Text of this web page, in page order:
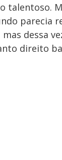
talentoso.
parecia
dessa
direito